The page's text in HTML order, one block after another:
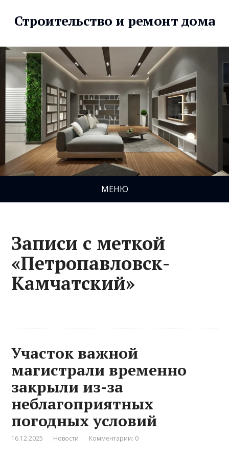
Строительство и ремонт дома
МЕНЮ
Записи с меткой
«Петропавловск-
Камчатский»
Участок важной
магистрали временно
закрыли из-за
неблагоприятных
погодных условий
16.12.2025 Новости Комментарии: 0